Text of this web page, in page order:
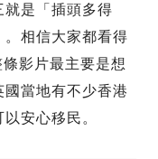
是「插頭多得
相信大家都看得
影片最主要是想
當地有不少香港
安心移民。